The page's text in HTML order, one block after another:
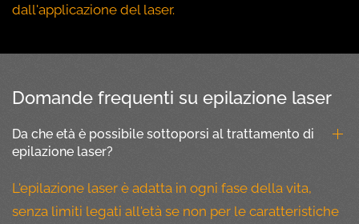
dall'applicazione del laser.
Domande frequenti su epilazione laser
Da che età è possibile sottoporsi al trattamento di
epilazione laser?
L'epilazione laser è adatta in ogni fase della vita,
senza limiti legati all'età se non per le caratteristiche